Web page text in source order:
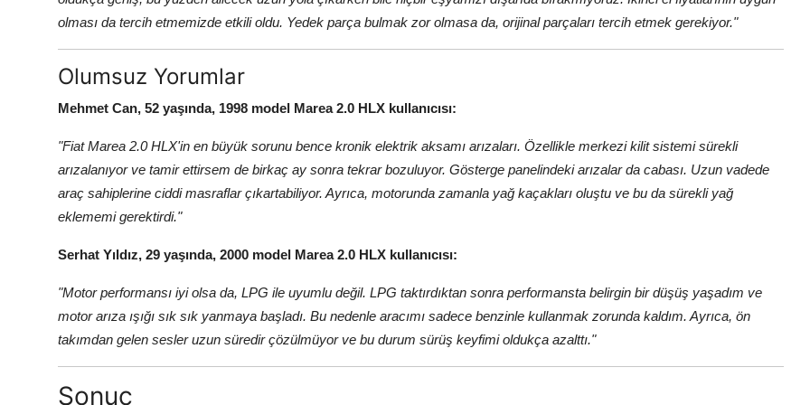
olması da tercih etmemizde etkili oldu. Yedek parça bulmak zor olmasa da, orijinal parçaları tercih etmek gerekiyor."
Olumsuz Yorumlar
Mehmet Can, 52 yaşında, 1998 model Marea 2.0 HLX kullanıcısı:
"Fiat Marea 2.0 HLX'in en büyük sorunu bence kronik elektrik aksamı arızaları. Özellikle merkezi kilit sistemi sürekli
arızalanıyor ve tamir ettirsem de birkaç ay sonra tekrar bozuluyor. Gösterge panelindeki arızalar da cabası. Uzun vadede
araç sahiplerine ciddi masraflar çıkartabiliyor. Ayrıca, motorunda zamanla yağ kaçakları oluştu ve bu da sürekli yağ
eklememi gerektirdi."
Serhat Yıldız, 29 yaşında, 2000 model Marea 2.0 HLX kullanıcısı:
"Motor performansı iyi olsa da, LPG ile uyumlu değil. LPG taktırdıktan sonra performansta belirgin bir düşüş yaşadım ve
motor arıza ışığı sık sık yanmaya başladı. Bu nedenle aracımı sadece benzinle kullanmak zorunda kaldım. Ayrıca, ön
takımdan gelen sesler uzun süredir çözülmüyor ve bu durum sürüş keyfimi oldukça azalttı."
Sonuç